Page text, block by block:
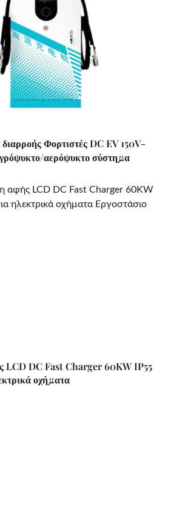
Φορτιστές DC EV 150V-
αερόψυκτο σύστημα
LCD DC Fast Charger 60KW IP55
οχήματα